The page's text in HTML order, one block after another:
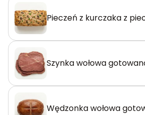
Pieczeń z kurczaka z
Szynka wołowa
Wędzonka wołowa